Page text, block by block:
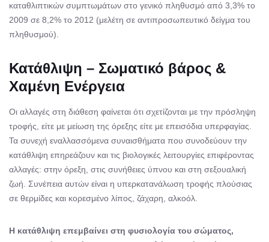
καταθλιπτικών συμπτωμάτων στο γενικό πληθυσμό από 3,3% το
2009 σε 8,2% το 2012 (μελέτη σε αντιπροσωπευτικό δείγμα του
πληθυσμού).
Κατάθλιψη – Σωματικό βάρος &
Χαμένη Ενέργεια
Οι αλλαγές στη διάθεση φαίνεται ότι σχετίζονται με την πρόσληψη
τροφής, είτε με μείωση της όρεξης είτε με επεισόδια υπερφαγίας.
Τα συνεχή εναλλασσόμενα συναισθήματα που συνοδεύουν την
κατάθλιψη επηρεάζουν και τις βιολογικές λειτουργίες επιφέροντας
αλλαγές: στην όρεξη, στις συνήθειες ύπνου και στη σεξουαλική
ζωή. Συνέπεια αυτών είναι η υπερκατανάλωση τροφής πλούσιας
σε θερμίδες και κορεσμένο λίπος, ζάχαρη, αλκοόλ.
Η κατάθλιψη επεμβαίνει στη φυσιολογία του σώματος,